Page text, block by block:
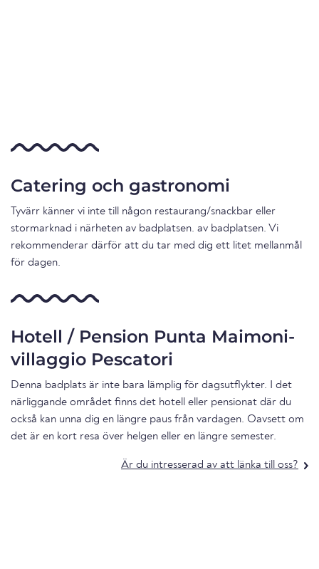
Catering och gastronomi
Tyvärr känner vi inte till någon restaurang/snackbar eller
stormarknad i närheten av badplatsen. av badplatsen. Vi
rekommenderar därför att du tar med dig ett litet mellanmål
för dagen.
Hotell / Pension Punta Maimoni-
villaggio Pescatori
Denna badplats är inte bara lämplig för dagsutflykter. I det
närliggande området finns det hotell eller pensionat där du
också kan unna dig en längre paus från vardagen. Oavsett om
det är en kort resa över helgen eller en längre semester.
Är du intresserad av att länka till oss?